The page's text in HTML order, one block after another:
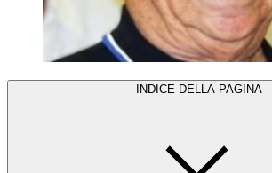
INDICE DELLA PAGINA